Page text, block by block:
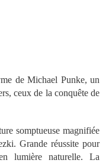
de Michael Punke, un
ceux de la conquête de
somptueuse magnifiée
Grande réussite pour
lumière naturelle. La